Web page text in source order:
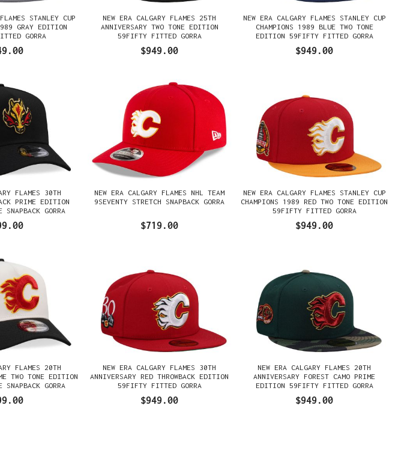
STANLEY CUP
GRAY EDITION
GORRA
NEW ERA CALGARY FLAMES 25TH
ANNIVERSARY TWO TONE EDITION
59FIFTY FITTED GORRA
$949.00
NEW ERA CALGARY FLAMES STANLEY CUP
CHAMPIONS 1989 BLUE TWO TONE
EDITION 59FIFTY FITTED GORRA
$949.00
FLAMES 30TH
PRIME EDITION
SNAPBACK GORRA
NEW ERA CALGARY FLAMES NHL TEAM
9SEVENTY STRETCH SNAPBACK GORRA
$719.00
NEW ERA CALGARY FLAMES STANLEY CUP
CHAMPIONS 1989 RED TWO TONE EDITION
59FIFTY FITTED GORRA
$949.00
FLAMES 20TH
TWO TONE EDITION
SNAPBACK GORRA
NEW ERA CALGARY FLAMES 30TH
ANNIVERSARY RED THROWBACK EDITION
59FIFTY FITTED GORRA
$949.00
NEW ERA CALGARY FLAMES 20TH
ANNIVERSARY FOREST CAMO PRIME
EDITION 59FIFTY FITTED GORRA
$949.00